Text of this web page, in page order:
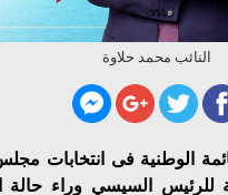
النائب محمد حلاوة
للرئيس السيسي وراء حالة